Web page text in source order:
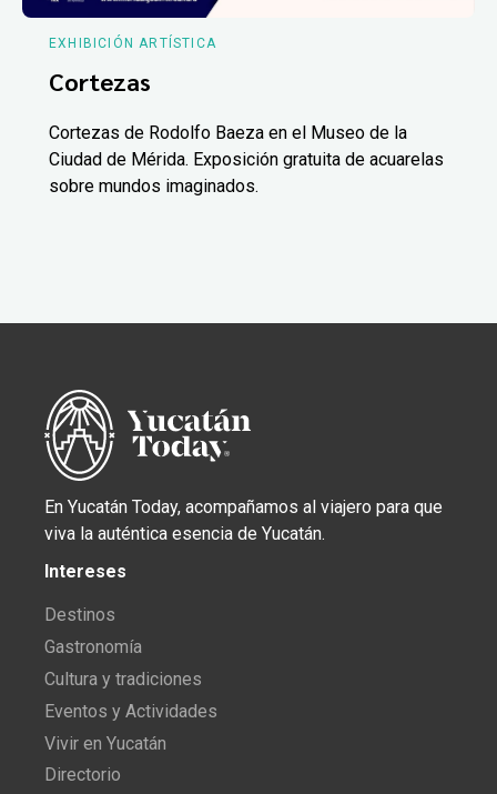
EXHIBICIÓN ARTÍSTICA
Cortezas
Cortezas de Rodolfo Baeza en el Museo de la
Ciudad de Mérida. Exposición gratuita de acuarelas
sobre mundos imaginados.
En Yucatán Today, acompañamos al viajero para que
viva la auténtica esencia de Yucatán.
Intereses
Destinos
Gastronomía
Cultura y tradiciones
Eventos y Actividades
Vivir en Yucatán
Directorio